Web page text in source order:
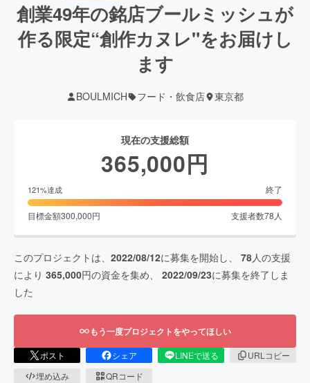
創業49年の銘店ブールミッシュが
作る限定“創作カヌレ"をお届けし
ます
BOULMICH フード・飲食店 東京都
現在の支援総額
365,000円
121%達成 終了
目標金額300,000円 支援者数78人
このプロジェクトは、 2022/08/12に募集を開始し、 78人の支援
により 365,000円の資金を集め、 2022/09/23に募集を終了しま
した
もう一度プロジェクトをやってほしい
ポスト シェア LINEで送る
URLコピー
埋め込み
QRコード